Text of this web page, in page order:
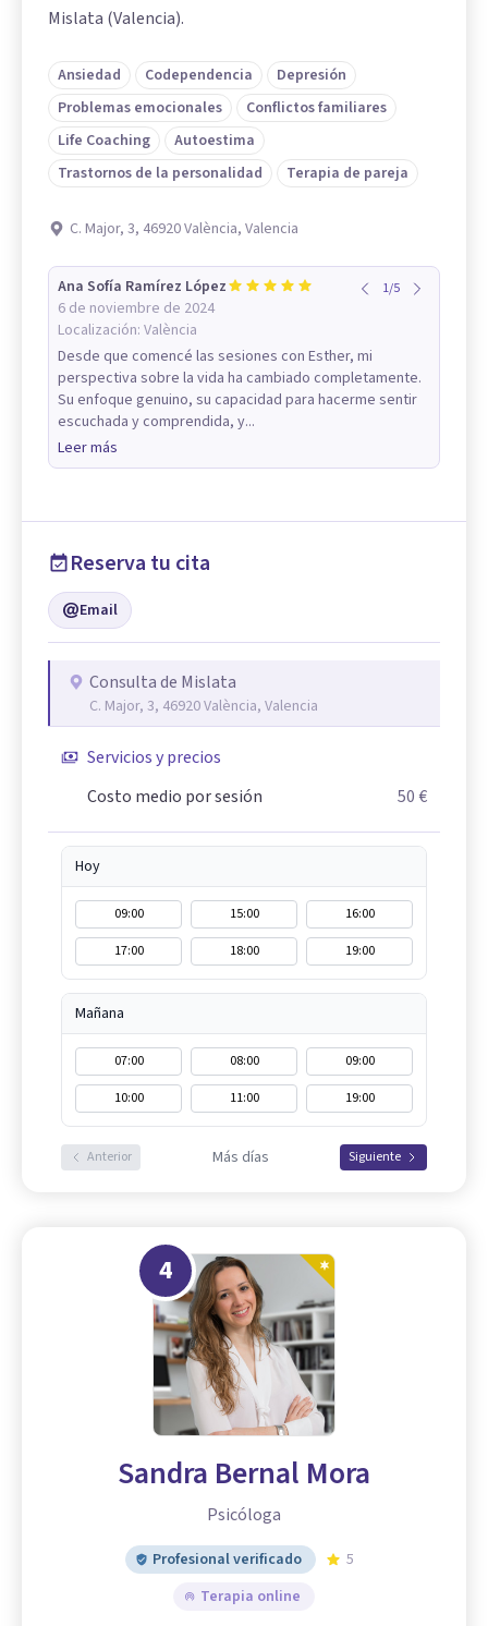
Mislata (Valencia).
Ansiedad Codependencia
Depresión
Problemas emocionales
Conflictos familiares
Life Coaching
Autoestima
Trastornos de la personalidad
Terapia de pareja
C. Major, 3, 46920 València, Valencia
Ana Sofía Ramírez López
6 de noviembre de 2024
Localización: València
1/5
Desde que comencé las sesiones con Esther, mi
perspectiva sobre la vida ha cambiado completamente.
Su enfoque genuino, su capacidad para hacerme sentir
escuchada y comprendida, y...
Leer más
Reserva tu cita
Email
Consulta de Mislata
C. Major, 3, 46920 València, Valencia
Servicios y precios
Costo medio por sesión
50 €
Hoy
09:00 15:00
16:00
17:00
18:00 19:00
Mañana
07:00 08:00
09:00
10:00
11:00 19:00
Anterior Más días Siguiente
4
Sandra Bernal Mora
Psicóloga
Profesional verificado
5
Terapia online